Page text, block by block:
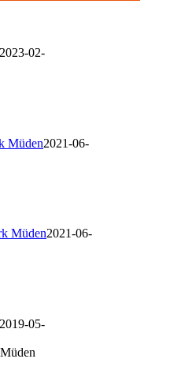
2023-02-
Müden2021-06-
Müden2021-06-
2019-05-